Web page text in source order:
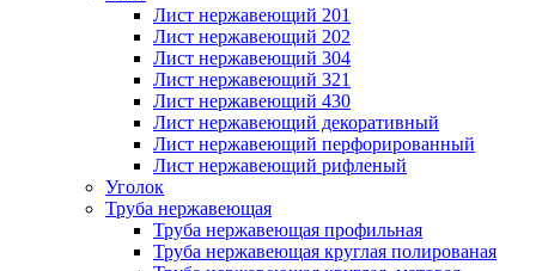
Лист нержавеющий 201
Лист нержавеющий 202
Лист нержавеющий 304
Лист нержавеющий 321
Лист нержавеющий 430
Лист нержавеющий декоративный
Лист нержавеющий перфорированный
Лист нержавеющий рифленый
Уголок
Труба нержавеющая
Труба нержавеющая профильная
Труба нержавеющая круглая полированая